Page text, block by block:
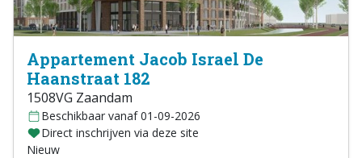
Appartement Jacob Israel De
Haanstraat 182
1508VG Zaandam
Beschikbaar vanaf 01-09-2026
Direct inschrijven via deze site
Nieuw